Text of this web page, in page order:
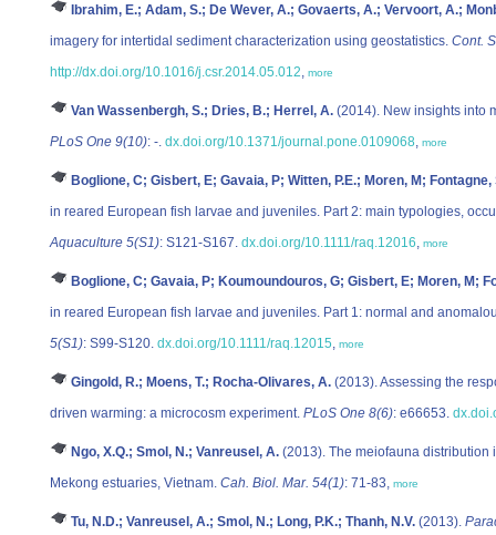
Ibrahim, E.; Adam, S.; De Wever, A.; Govaerts, A.; Vervoort, A.;
imagery for intertidal sediment characterization using geostatistics. Cont.
http://dx.doi.org/10.1016/j.csr.2014.05.012, more
Van Wassenbergh, S.; Dries, B.; Herrel, A. (2014). New insights into
PLoS One 9(10): -. dx.doi.org/10.1371/journal.pone.0109068, more
Boglione, C; Gisbert, E; Gavaia, P; Witten, P.E.; Moren, M;
in reared European fish larvae and juveniles. Part 2: main typologies,
Aquaculture 5(S1): S121-S167. dx.doi.org/10.1111/raq.12016, more
Boglione, C; Gavaia, P; Koumoundouros, G; Gisbert, E; Moren, M;
in reared European fish larvae and juveniles. Part 1: normal and
5(S1): S99-S120. dx.doi.org/10.1111/raq.12015, more
Gingold, R.; Moens, T.; Rocha-Olivares, A. (2013). Assessing the
driven warming: a microcosm experiment. PLoS One 8(6): e66653.
Ngo, X.Q.; Smol, N.; Vanreusel, A. (2013). The meiofauna
Mekong estuaries, Vietnam. Cah. Biol. Mar. 54(1): 71-83, more
Tu, N.D.; Vanreusel, A.; Smol, N.; Long, P.K.; Thanh, N.V. (2013).